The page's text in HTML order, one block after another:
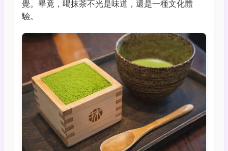
覺。畢竟，喝抹茶不光是味道，還是一種文化體
驗。